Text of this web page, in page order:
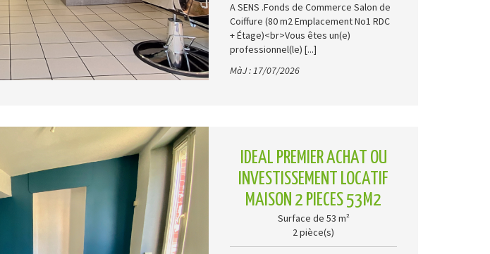
A SENS .Fonds de Commerce Salon de
Coiffure (80 m2 Emplacement No1 RDC
+ Étage)<br>Vous êtes un(e)
professionnel(le) [...]
MàJ : 17/07/2026
IDEAL PREMIER ACHAT OU
INVESTISSEMENT LOCATIF
MAISON 2 PIECES 53M2
Surface de 53 m²
2 pièce(s)